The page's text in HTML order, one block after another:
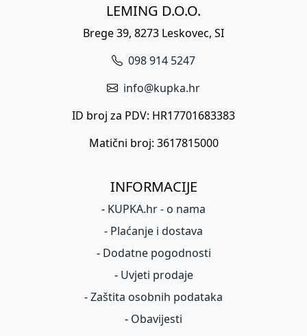
LEMING D.O.O.
Brege 39, 8273 Leskovec, SI
098 914 5247
info@kupka.hr
ID broj za PDV: HR17701683383
Matični broj: 3617815000
INFORMACIJE
- KUPKA.hr - o nama
- Plaćanje i dostava
- Dodatne pogodnosti
- Uvjeti prodaje
-Zaštita osobnih podataka
- Obavijesti